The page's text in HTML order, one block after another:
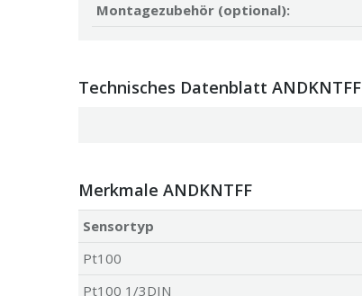
Montagezubehör (optional):
Technisches Datenblatt ANDKNTFF
Merkmale ANDKNTFF
Sensortyp
Pt100
Pt100 1/3DIN